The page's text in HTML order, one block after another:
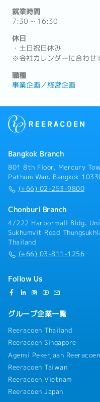
就業時間
7:30 ~ 16:30
休日
・土日祝日休み
※会社カレンダーに合わせ
職種
事業企画／経営企画
Bangkok Branch
801 8th Floor, Mercury
Pathum Wan, Bangkok
(+66) 02-253-9800
Chonburi Branch
4/222 Harbormall Bldg.
Sukhumvit Road
Thailand
(+66) 03-811-1256
Follow Us
グループ企業一覧
Reeracoen Thailand
Reeracoen Singapore
Agensi Pekerjaan
Reeracoen Taiwan
Reeracoen Vietnam
Reeracoen Japan